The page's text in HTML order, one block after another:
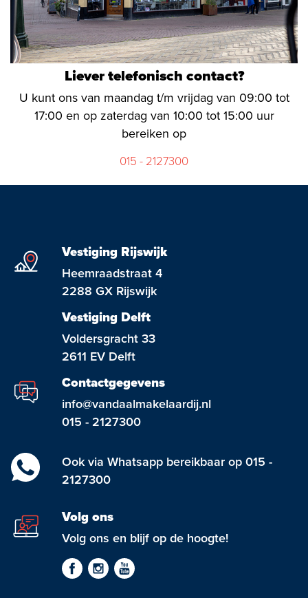
Liever telefonisch contact?
U kunt ons van maandag t/m vrijdag van 09:00 tot
17:00 en op zaterdag van 10:00 tot 15:00 uur
bereiken op
015 - 2127300
Vestiging Rijswijk
Heemraadstraat 4
2288 GX Rijswijk
Vestiging Delft
Voldersgracht 33
2611 EV Delft
Contactgegevens
info@vandaalmakelaardij.nl
015 - 2127300
Ook via Whatsapp bereikbaar op 015 -
2127300
Volg ons
Volg ons en blijf op de hoogte!